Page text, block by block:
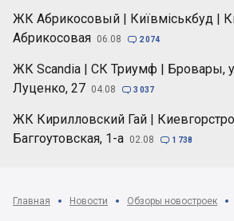
ЖК Абрикосовый | Київміськбуд |
Абрикосовая 06.08  2 074
ЖК Scandia | СК Триумф | Бровары,
Луценко, 27 04.08  3 037
ЖК Кирилловский Гай |
Баггоутовская, 1-а 02.08  1 738
Главная Новости Обзоры новостроек